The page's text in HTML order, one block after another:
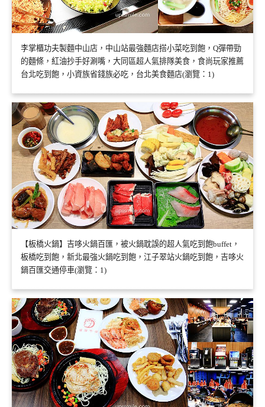
李掌櫃功夫製麵中山店，中山站最強麵店搭小菜吃到飽，Q彈帶勁
的麵條，紅油抄手好涮嘴，大同區超人氣排隊美食，食尚玩家推薦
台北吃到飽，小資族省錢族必吃，台北美食麵店(瀏覽：1)
【板橋火鍋】吉哆火鍋百匯，被火鍋耽誤的超人氣吃到飽buffet，
板橋吃到飽，新北最強火鍋吃到飽，江子翠站火鍋吃到飽，吉哆火
鍋百匯交通停車(瀏覽：1)